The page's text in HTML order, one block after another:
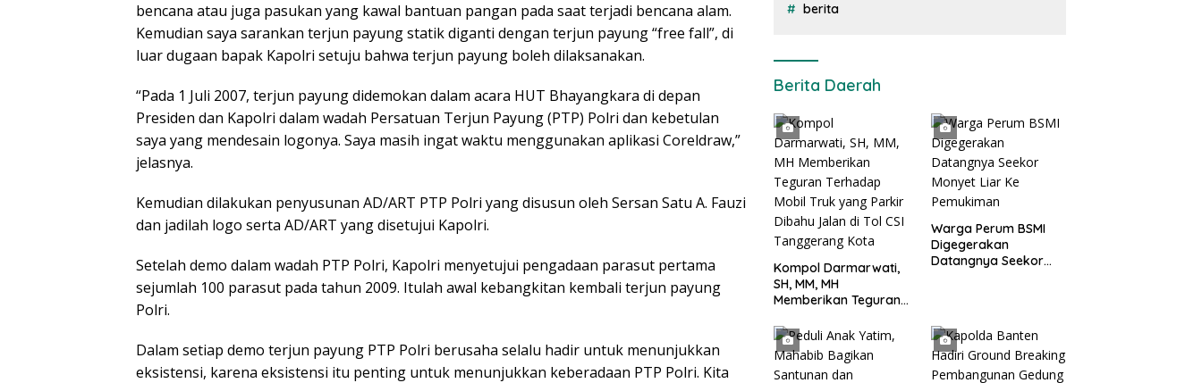
bencana atau juga pasukan yang kawal bantuan pangan pada saat terjadi bencana alam.
Kemudian saya sarankan terjun payung statik diganti dengan terjun payung “free fall”, di
luar dugaan bapak Kapolri setuju bahwa terjun payung boleh dilaksanakan.
“Pada 1 Juli 2007, terjun payung didemokan dalam acara HUT Bhayangkara di depan
Presiden dan Kapolri dalam wadah Persatuan Terjun Payung (PTP) Polri dan kebetulan
saya yang mendesain logonya. Saya masih ingat waktu menggunakan aplikasi Coreldraw,”
jelasnya.
Kemudian dilakukan penyusunan AD/ART PTP Polri yang disusun oleh Sersan Satu A. Fauzi
dan jadilah logo serta AD/ART yang disetujui Kapolri.
Setelah demo dalam wadah PTP Polri, Kapolri menyetujui pengadaan parasut pertama
sejumlah 100 parasut pada tahun 2009. Itulah awal kebangkitan kembali terjun payung
Polri.
Dalam setiap demo terjun payung PTP Polri berusaha selalu hadir untuk menunjukkan
eksistensi, karena eksistensi itu penting untuk menunjukkan keberadaan PTP Polri. Kita
berita
Berita Daerah
Kompol Darmarwati,
SH, MM, MH
Memberikan Teguran
yang Parkir Dibahu
Jalan di Tol CSI
Tanggerang Kota
Warga Perum BSMI
Digegerakan
Datangnya Seekor